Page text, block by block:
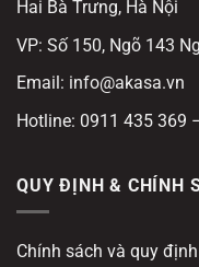
Hai Bà Trưng, Hà Nội
VP: Số 150, Ngõ 143
Email: info@akasa.vn
Hotline: 0911 435 369
QUY ĐỊNH & CHÍNH
Chính sách và quy